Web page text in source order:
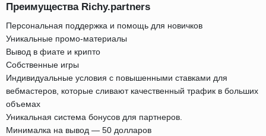
Преимущества Richy.partners
Персональная поддержка и помощь для новичков
Уникальные промо-материалы
Вывод в фиате и крипто
Собственные игры
Индивидуальные условия с повышенными ставками для
вебмастеров, которые сливают качественный трафик в больших
объемах
Уникальная система бонусов для партнеров.
Минималка на вывод — 50 долларов